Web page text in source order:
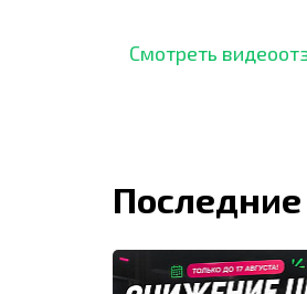
отзывов,
Смотреть
Последние